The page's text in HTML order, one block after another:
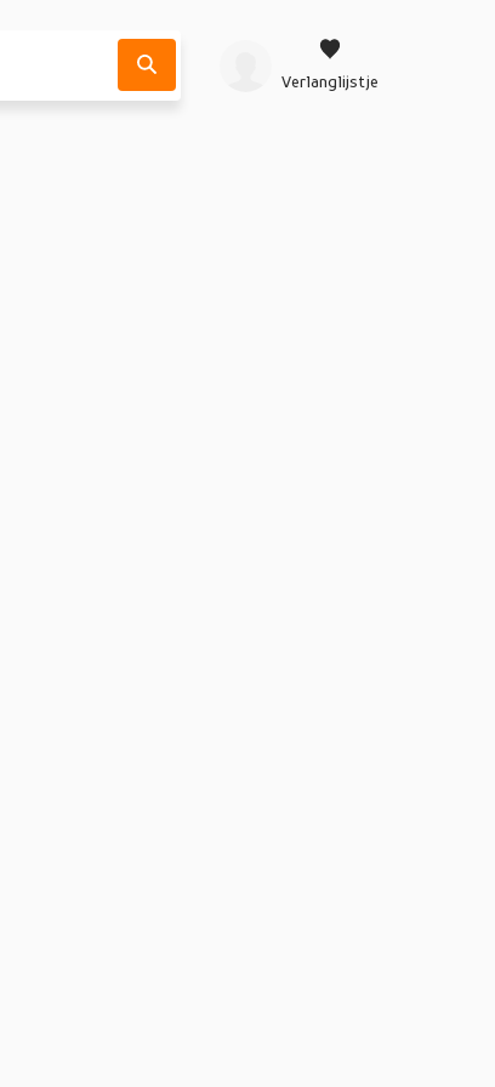
Verlanglijstje